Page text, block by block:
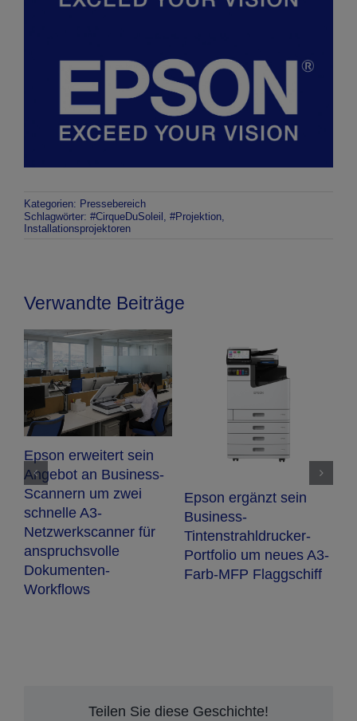
Kategorien: Pressebereich
Schlagwörter: #CirqueDuSoleil , #Projektion,
Installationsprojektoren
Verwandte Beiträge
Epson erweitert sein
Angebot an Business-
Scannern um zwei
schnelle A3-
Netzwerkscanner für
anspruchsvolle
Dokumenten-
Workflows
Epson ergänzt sein
Business-
Tintenstrahldrucker-
Portfolio um neues A3-
Farb-MFP Flaggschiff
Teilen Sie diese Geschichte!